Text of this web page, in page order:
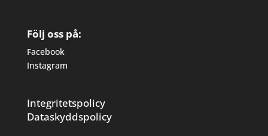
Följ oss på:
Facebook
Instagram
Integritetspolicy
Dataskyddspolicy